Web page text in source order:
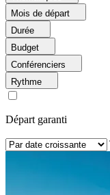
Mois de départ
Durée
Budget
Conférenciers
Rythme
Départ garanti